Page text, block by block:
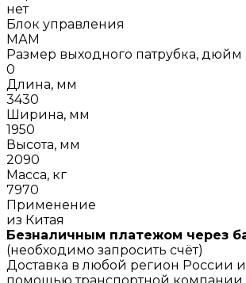
нет
Блок управления
МАМ
Размер выходного патрубка, дюйм
0
Длина, мм
3430
Ширина, мм
1950
Высота, мм
2090
Масса, кг
7970
Применение
из Китая
Безналичным платежом через
(необходимо запросить счёт)
Доставка в любой регион России